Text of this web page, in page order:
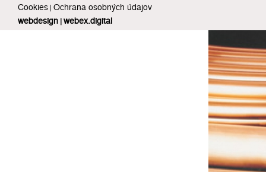
Cookies | Ochrana osobných údajov
webdesign |webex.digital